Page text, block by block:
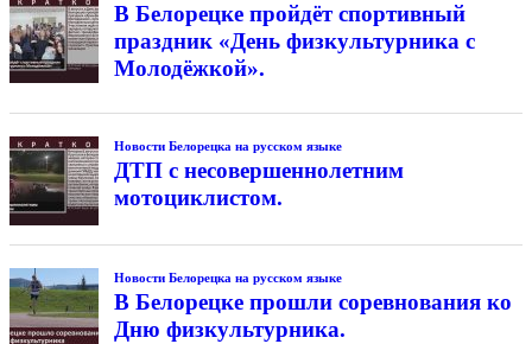
В Белорецке пройдёт спортивный
праздник «День физкультурника с
Молодёжкой».
Новости Белорецка на русском языке
ДТП с несовершеннолетним
мотоциклистом.
Новости Белорецка на русском языке
В Белорецке прошли соревнования ко
Дню физкультурника.